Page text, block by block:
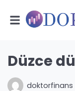
Düzce
doktorfinans